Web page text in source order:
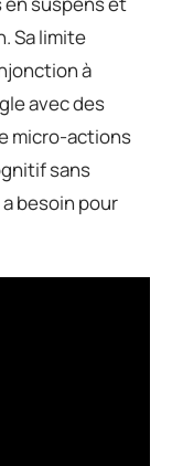
Sa limite
à
avec des
micro-actions
sans
besoin pour